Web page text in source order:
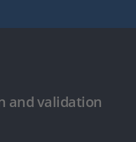
and validation